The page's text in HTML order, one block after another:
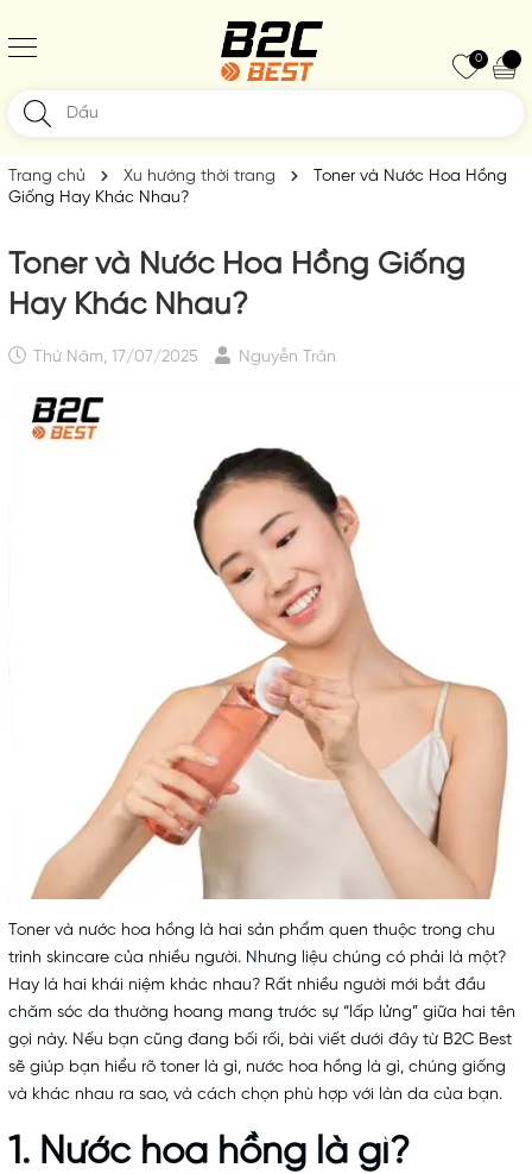
0
Trang chủ Xu hướng thời trang
Toner và Nước Hoa Hồng
Giống Hay Khác Nhau?
Toner và Nước Hoa Hồng Giống
Hay Khác Nhau?
Thứ Năm, 17/07/2025 Nguyễn Trân
Toner và nước hoa hồng là hai sản phẩm quen thuộc trong chu
trình skincare của nhiều người. Nhưng liệu chúng có phải là một?
Hay là hai khái niệm khác nhau? Rất nhiều người mới bắt đầu
chăm sóc da thường hoang mang trước sự “lấp lửng” giữa hai tên
gọi này. Nếu bạn cũng đang bối rối, bài viết dưới đây từ B2C Best
sẽ giúp bạn hiểu rõ toner là gì, nước hoa hồng là gì, chúng giống
và khác nhau ra sao, và cách chọn phù hợp với làn da của bạn.
1. Nước hoa hồng là gì?